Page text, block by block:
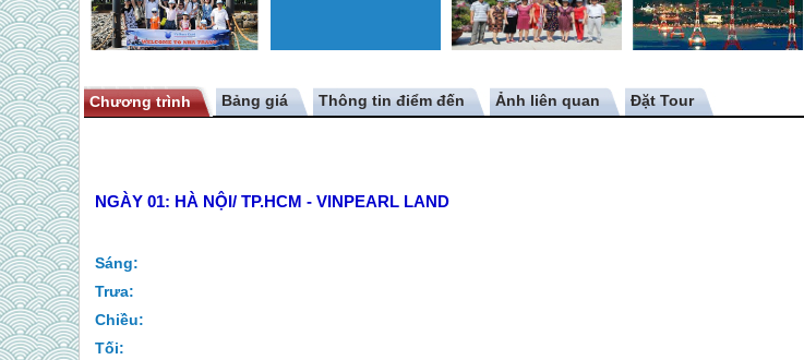
Chương trình Bảng giá Thông tin điểm đến Ảnh liên quan
NGÀY 01: HÀ NỘI/ TP.HCM - VINPEARL LAND
Sáng:
Trưa:
Chiều:
Tối: